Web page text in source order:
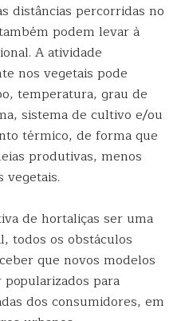
distâncias percorridas no
podem levar à
A atividade
nos vegetais pode
temperatura, grau de
sistema de cultivo e/ou
térmico, de forma que
produtivas, menos
de hortaliças ser uma
todos os obstáculos
que novos modelos
para
dos consumidores, em